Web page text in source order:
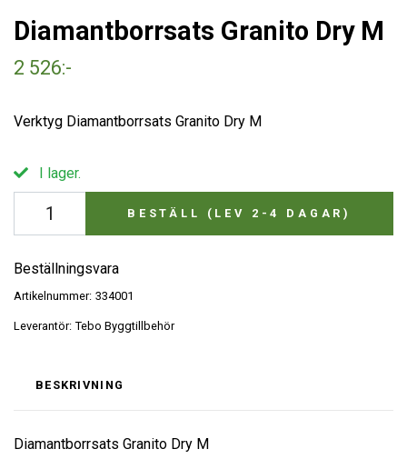
Diamantborrsats Granito Dry M
2 526:-
Verktyg Diamantborrsats Granito Dry M
I lager.
BESTÄLL (LEV 2-4 DAGAR)
Beställningsvara
Artikelnummer: 334001
Leverantör: Tebo Byggtillbehör
BESKRIVNING
Diamantborrsats Granito Dry M